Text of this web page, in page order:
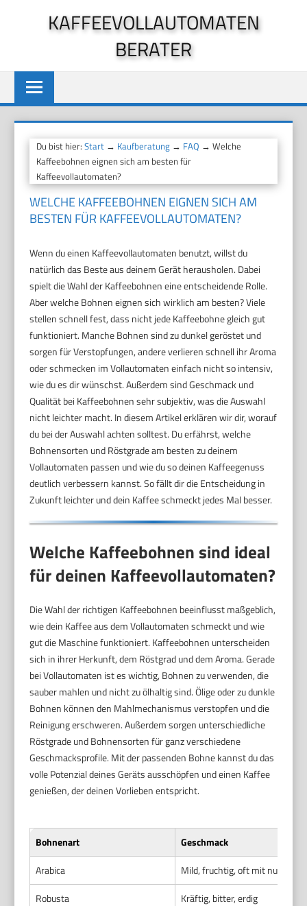
KAFFEEVOLLAUTOMATEN
BERATER
Du bist hier:Start → Kaufberatung → FAQ → Welche
Kaffeebohnen eignen sich am besten für
Kaffeevollautomaten?
WELCHE KAFFEEBOHNEN EIGNEN SICH AM
BESTEN FÜR KAFFEEVOLLAUTOMATEN?
Wenn du einen Kaffeevollautomaten benutzt, willst du
natürlich das Beste aus deinem Gerät herausholen. Dabei
spielt die Wahl der Kaffeebohnen eine entscheidende Rolle.
Aber welche Bohnen eignen sich wirklich am besten? Viele
stellen schnell fest, dass nicht jede Kaffeebohne gleich gut
funktioniert. Manche Bohnen sind zu dunkel geröstet und
sorgen für Verstopfungen, andere verlieren schnell ihr Aroma
oder schmecken im Vollautomaten einfach nicht so intensiv,
wie du es dir wünschst. Außerdem sind Geschmack und
Qualität bei Kaffeebohnen sehr subjektiv, was die Auswahl
nicht leichter macht. In diesem Artikel erklären wir dir, worauf
du bei der Auswahl achten solltest. Du erfährst, welche
Bohnensorten und Röstgrade am besten zu deinem
Vollautomaten passen und wie du so deinen Kaffeegenuss
deutlich verbessern kannst. So fällt dir die Entscheidung in
Zukunft leichter und dein Kaffee schmeckt jedes Mal besser.
Welche Kaffeebohnen sind ideal
für deinen Kaffeevollautomaten?
Die Wahl der richtigen Kaffeebohnen beeinflusst maßgeblich,
wie dein Kaffee aus dem Vollautomaten schmeckt und wie
gut die Maschine funktioniert. Kaffeebohnen unterscheiden
sich in ihrer Herkunft, dem Röstgrad und dem Aroma. Gerade
bei Vollautomaten ist es wichtig, Bohnen zu verwenden, die
sauber mahlen und nicht zu ölhaltig sind. Ölige oder zu dunkle
Bohnen können den Mahlmechanismus verstopfen und die
Reinigung erschweren. Außerdem sorgen unterschiedliche
Röstgrade und Bohnensorten für ganz verschiedene
Geschmacksprofile. Mit der passenden Bohne kannst du das
volle Potenzial deines Geräts ausschöpfen und einen Kaffee
genießen, der deinen Vorlieben entspricht.
Bohnenart
Geschmack
Arabica
Mild, fruchtig, oft mit nussigen
Robusta
Kräftig, bitter, erdig